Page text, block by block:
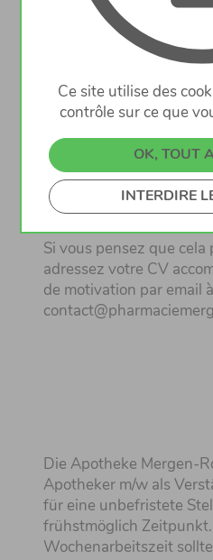
automatisée des
d'équipe et un sens de
certainement fort
l'allemand/du portugais
comme un atoût.
Si vous pensez que
adressez votre CV
de motivation par email à
Die Apotheke Mergen-
Apotheker m/w als
für eine unbefristete
frühstmöglich
Wochenarbeitszeit
Ce site utilise des
contrôle sur ce que
OK, TOUT
INTERDIRE